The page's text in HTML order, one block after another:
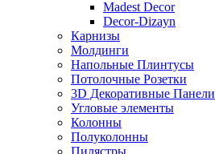
Madest Decor
Decor-Dizayn
Карнизы
Молдинги
Напольные Плинтусы
Потолочные Розетки
3D Декоративные Панели
Угловые элементы
Колонны
Полуколонны
Пилястры